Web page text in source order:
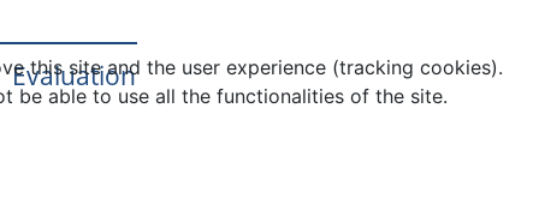
Evaluation
this site and the user experience (tracking cookies).
be able to use all the functionalities of the site.